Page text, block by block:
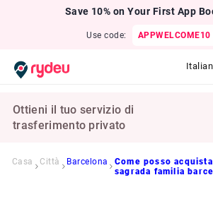
Save 10% on Your First App
Use code: APPWELCOME10
Ottieni il tuo servizio di
trasferimento privato
Casa Città Barcelona
Come posso
sagrada familia